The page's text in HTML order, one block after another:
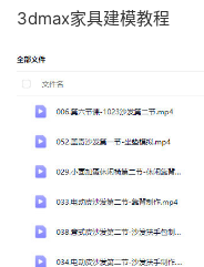
3dmax家具建模教程